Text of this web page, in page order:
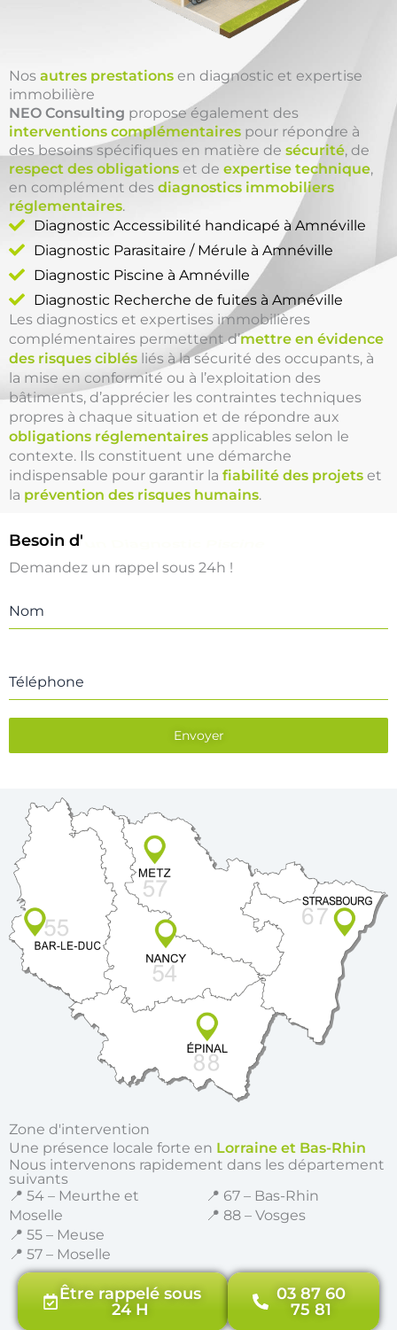
Nos autres prestations en diagnostic et expertise
immobilière
NEO Consulting propose également des
interventions complémentaires pour répondre à
des besoins spécifiques en matière de sécurité, de
respect des obligations et de expertise technique,
en complément des diagnostics immobiliers
réglementaires.
Diagnostic Accessibilité handicapé à Amnéville
Diagnostic Parasitaire / Mérule à Amnéville
Diagnostic Piscine à Amnéville
Diagnostic Recherche de fuites à Amnéville
Les diagnostics et expertises immobilières
complémentaires permettent d’mettre en évidence
des risques ciblés liés à la sécurité des occupants, à
la mise en conformité ou à l’exploitation des
bâtiments, d’apprécier les contraintes techniques
propres à chaque situation et de répondre aux
obligations réglementaires applicables selon le
contexte. Ils constituent une démarche
indispensable pour garantir la fiabilité des projets et
la prévention des risques humains.
Besoin d'
Demandez un rappel sous 24h !
Nom
Téléphone
Envoyer
Zone d'intervention
Une présence locale forte en Lorraine et Bas-Rhin
Nous intervenons rapidement dans les département
suivants
📍 54 – Meurthe et
Moselle
📍 55 – Meuse
📍 57 – Moselle
📍 67 – Bas-Rhin
📍 88 – Vosges
Être rappelé sous
24 H
03 87 60
75 81